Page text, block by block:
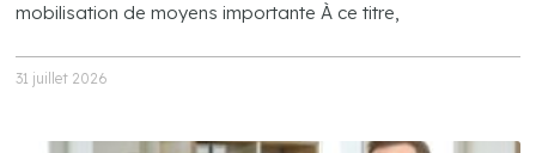
mobilisation de moyens importante À ce titre,
31 juillet 2026